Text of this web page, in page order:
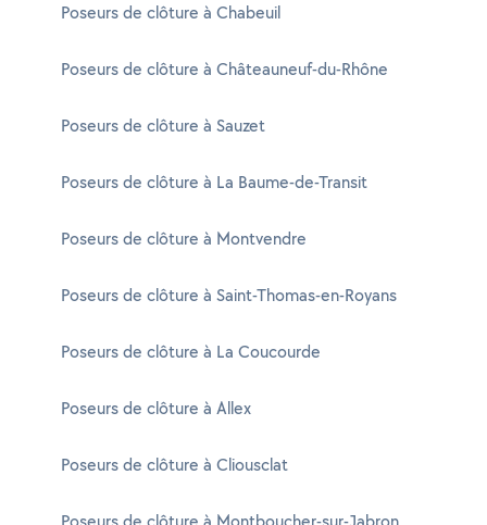
Poseurs de clôture à Chabeuil
Poseurs de clôture à Châteauneuf-du-Rhône
Poseurs de clôture à Sauzet
Poseurs de clôture à La Baume-de-Transit
Poseurs de clôture à Montvendre
Poseurs de clôture à Saint-Thomas-en-Royans
Poseurs de clôture à La Coucourde
Poseurs de clôture à Allex
Poseurs de clôture à Cliousclat